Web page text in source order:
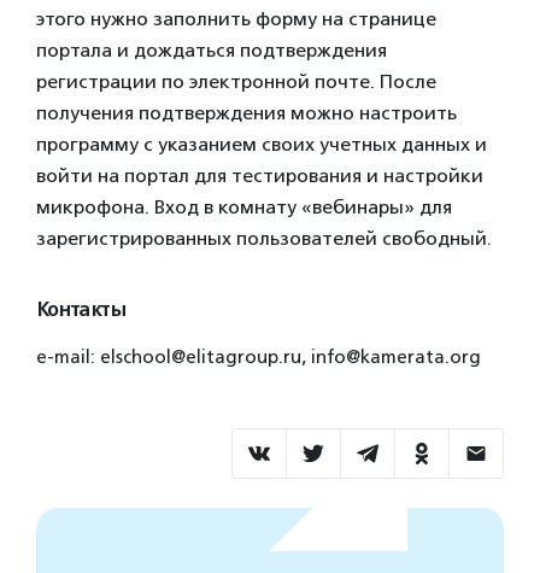
этого нужно заполнить форму на странице
портала и дождаться подтверждения
регистрации по электронной почте. После
получения подтверждения можно настроить
программу с указанием своих учетных данных и
войти на портал для тестирования и настройки
микрофона. Вход в комнату «вебинары» для
зарегистрированных пользователей свободный.
Контакты
e-mail: elschool@elitagroup.ru, info@kamerata.org